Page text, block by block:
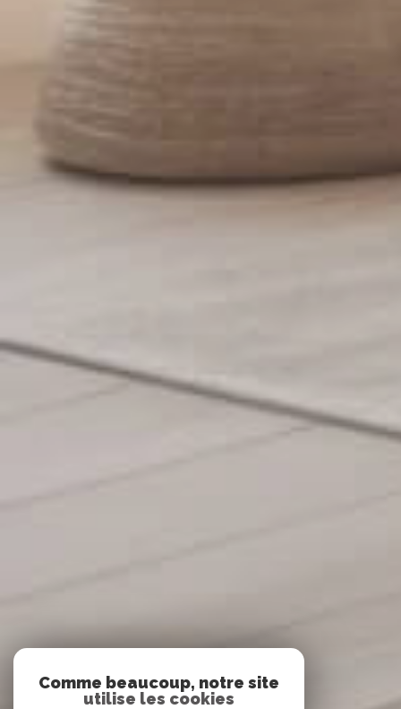
Comme beaucoup, notre site
utilise les cookies